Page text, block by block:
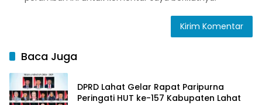
Baca Juga
DPRD Lahat Gelar Rapat Paripurna
Peringati HUT ke-157 Kabupaten Lahat